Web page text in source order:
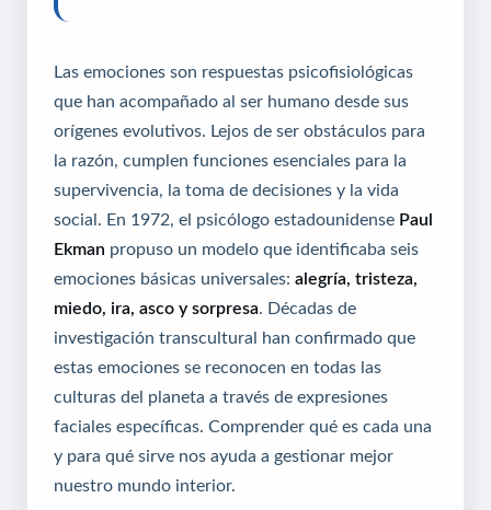
Las emociones son respuestas psicofisiológicas
que han acompañado al ser humano desde sus
orígenes evolutivos. Lejos de ser obstáculos para
la razón, cumplen funciones esenciales para la
supervivencia, la toma de decisiones y la vida
social. En 1972, el psicólogo estadounidense Paul
Ekman propuso un modelo que identificaba seis
emociones básicas universales: alegría, tristeza,
miedo, ira, asco y sorpresa . Décadas de
investigación transcultural han confirmado que
estas emociones se reconocen en todas las
culturas del planeta a través de expresiones
faciales específicas. Comprender qué es cada una
y para qué sirve nos ayuda a gestionar mejor
nuestro mundo interior.